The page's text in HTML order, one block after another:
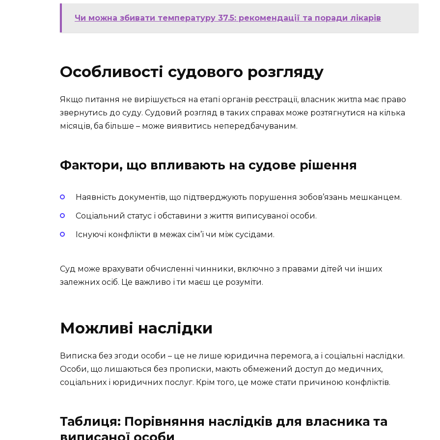
Чи можна збивати температуру 37.5: рекомендації та поради лікарів
Особливості судового розгляду
Якщо питання не вирішується на етапі органів реєстрації, власник житла має право
звернутись до суду. Судовий розгляд в таких справах може розтягнутися на кілька
місяців, ба більше – може виявитись непередбачуваним.
Фактори, що впливають на судове рішення
Наявність документів, що підтверджують порушення зобов’язань мешканцем.
Соціальний статус і обставини з життя виписуваної особи.
Існуючі конфлікти в межах сім’ї чи між сусідами.
Суд може врахувати обчисленні чинники, включно з правами дітей чи інших
залежних осіб. Це важливо і ти маєш це розуміти.
Можливі наслідки
Виписка без згоди особи – це не лише юридична перемога, а і соціальні наслідки.
Особи, що лишаються без прописки, мають обмежений доступ до медичних,
соціальних і юридичних послуг. Крім того, це може стати причиною конфліктів.
Таблиця: Порівняння наслідків для власника та